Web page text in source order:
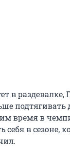
в раздевалке,
время в
в сезоне,